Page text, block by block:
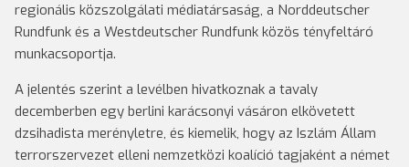
regionális közszolgálati médiatársaság, a Norddeutscher
Rundfunk és a Westdeutscher Rundfunk közös tényfeltáró
munkacsoportja.
A jelentés szerint a levélben hivatkoznak a tavaly
decemberben egy berlini karácsonyi vásáron elkövetett
dzsihadista merényletre, és kiemelik, hogy az Iszlám Állam
terrorszervezet elleni nemzetközi koalíció tagjaként a német